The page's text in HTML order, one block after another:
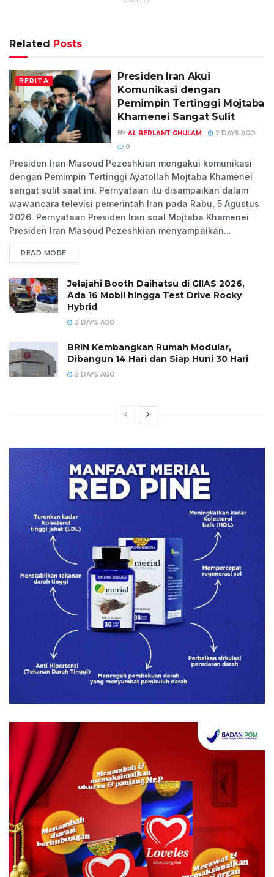
Related Posts
BERITA
Presiden Iran Akui
Komunikasi dengan
Pemimpin Tertinggi Mojtaba
Khamenei Sangat Sulit
BY AL BERLANT GHULAM
2 DAYS AGO
0
Presiden Iran Masoud Pezeshkian mengakui komunikasi
dengan Pemimpin Tertinggi Ayatollah Mojtaba Khamenei
sangat sulit saat ini. Pernyataan itu disampaikan dalam
wawancara televisi pemerintah Iran pada Rabu, 5 Agustus
2026. Pernyataan Presiden Iran soal Mojtaba Khamenei
Presiden Iran Masoud Pezeshkian menyampaikan...
READ MORE
Jelajahi Booth Daihatsu di GIIAS 2026,
Ada 16 Mobil hingga Test Drive Rocky
Hybrid
2 DAYS AGO
BRIN Kembangkan Rumah Modular,
Dibangun 14 Hari dan Siap Huni 30 Hari
2 DAYS AGO